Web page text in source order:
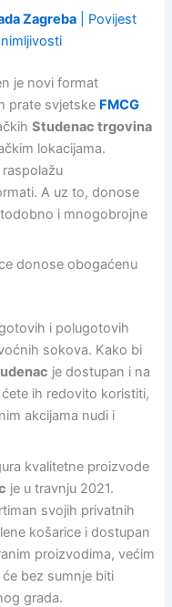
Zagreba| Povijest
je novi format
prate svjetske FMCG
Studenac trgovina
lokacijama.
A uz to, donose
i mnogobrojne
donose obogaćenu
i polugotovih
sokova. Kako bi
je dostupan i na
ih redovito koristiti,
akcijama nudi i
kvalitetne proizvode
je u travnju 2021.
svojih privatnih
košarice i dostupan
proizvodima, većim
bez sumnje biti
grada.